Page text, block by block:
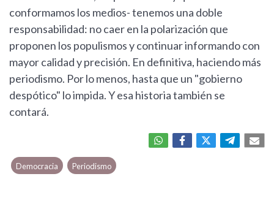
conformamos los medios- tenemos una doble
responsabilidad: no caer en la polarización que
proponen los populismos y continuar informando con
mayor calidad y precisión. En definitiva, haciendo más
periodismo. Por lo menos, hasta que un "gobierno
despótico" lo impida. Y esa historia también se
contará.
Democracia Periodismo